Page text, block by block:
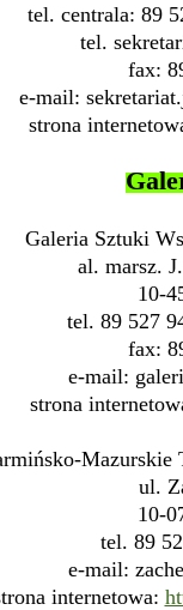
tel. centrala: 89
tel.
fax:
e-mail:
strona
Galeria Sztuki
al. marsz.
10-
tel. 89 527
fax:
e-mail:
strona
Mazurskie
ul.
10-
tel. 89
e-mail:
internetowa: